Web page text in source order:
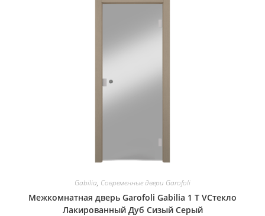
Gabilia, Современные двери Garofoli
Межкомнатная дверь Garofoli Gabilia 1 T VСтекло
Лакированный Дуб Сизый Серый